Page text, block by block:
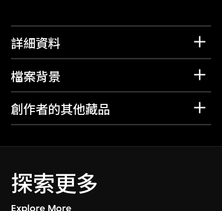
詳細資料
檔案背景
創作者的其他藏品
探索更多
Explore More